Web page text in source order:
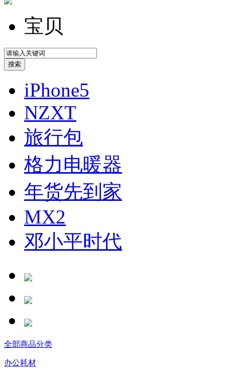
宝贝
iPhone5
NZXT
旅行包
格力电暖器
年货先到家
MX2
邓小平时代
全部商品分类
办公耗材